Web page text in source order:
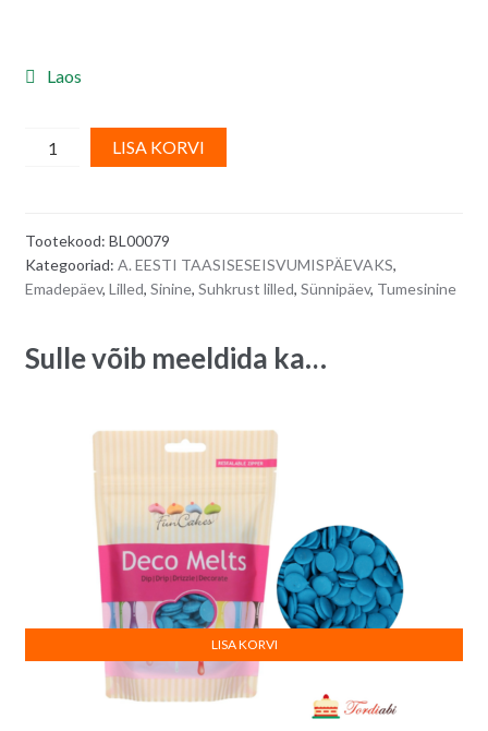
Laos
Suhkrumassist
kaunistus
valgetest
pärlitest
tk
LISA KORVI
i
Tootekood: BL00079
Kategooriad: A. EESTI TAASISESEISVUMISPÄEVAKS,
Emadepäev, Lilled, Sinine, Suhkrust lilled, Sünnipäev, Tumesinine
Sulle võib meeldida ka…
LISA KORVI